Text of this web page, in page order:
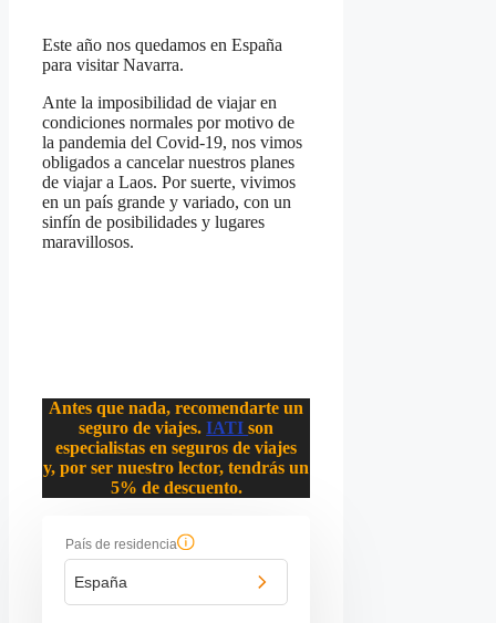
Este año nos quedamos en España
para visitar Navarra.
Ante la imposibilidad de viajar en
condiciones normales por motivo de
la pandemia del Covid-19, nos vimos
obligados a cancelar nuestros planes
de viajar a Laos. Por suerte, vivimos
en un país grande y variado, con un
sinfín de posibilidades y lugares
maravillosos.
Antes que nada, recomendarte un
seguro de viajes.IATIson
especialistas en seguros de viajes
y, por ser nuestro lector, tendrás un
5% de descuento.
País de residencia
España